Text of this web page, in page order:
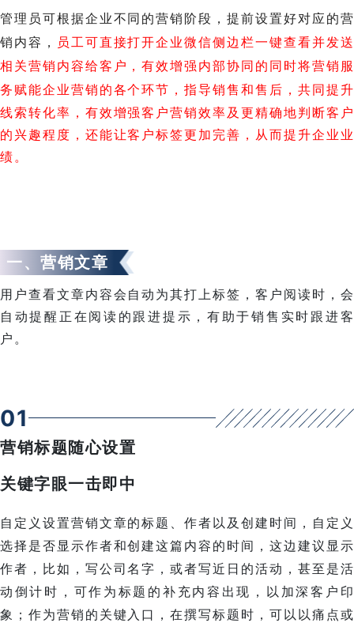
管理员可根据企业不同的营销阶段，提前设置好对应的营
销内容， 员工可直接打开企业微信侧边栏一键查看并发送
相关营销内容给客户，有效增强内部协同的同时将营销服
务赋能企业营销的各个环节，指导销售和售后，共同提升
线索转化率，有效增强客户营销效率及更精确地判断客户
的兴趣程度，还能让客户标签更加完善，从而提升企业业
绩。
一、营销文章
用户查看文章内容会自动为其打上标签，客户阅读时，会
自动提醒正在阅读的跟进提示，有助于销售实时跟进客
户。
01
营销标题随心设置
关键字眼一击即中
自定义设置营销文章的标题、作者以及创建时间，自定义
选择是否显示作者和创建这篇内容的时间，这边建议显示
作者，比如，写公司名字，或者写近日的活动，甚至是活
动倒计时，可作为标题的补充内容出现，以加深客户印
象；作为营销的关键入口，在撰写标题时，可以以痛点或